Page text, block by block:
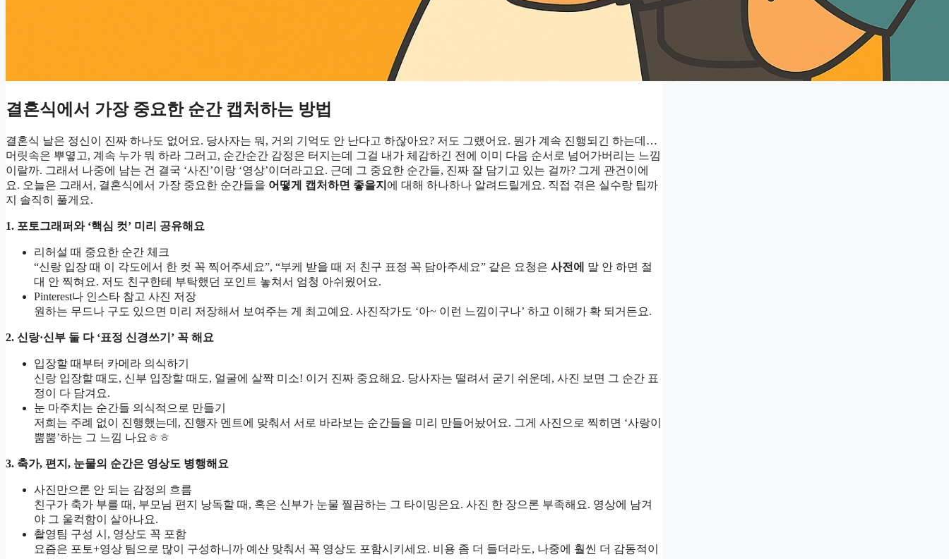
결혼식에서 가장 중요한 순간 캡처하는 방법
결혼식 날은 정신이 진짜 하나도 없어요. 당사자는 뭐, 거의 기억도 안 난다고 하잖아요? 저도 그랬어요. 뭔가 계속 진행되긴 하는데…
머릿속은 뿌옇고, 계속 누가 뭐 하라 그러고, 순간순간 감정은 터지는데 그걸 내가 체감하긴 전에 이미 다음 순서로 넘어가버리는 느낌
이랄까. 그래서 나중에 남는 건 결국 ‘사진’이랑 ‘영상’이더라고요. 근데 그 중요한 순간들, 진짜 잘 담기고 있는 걸까? 그게 관건이에
요. 오늘은 그래서, 결혼식에서 가장 중요한 순간들을 어떻게 캡처하면 좋을지 에 대해 하나하나 알려드릴게요. 직접 겪은 실수랑 팁까
지 솔직히 풀게요.
1. 포토그래퍼와 ‘핵심 컷’ 미리 공유해요
리허설 때 중요한 순간 체크
“신랑 입장 때 이 각도에서 한 컷 꼭 찍어주세요”, “부케 받을 때 저 친구 표정 꼭 담아주세요” 같은 요청은 사전에
말 안 하면 절
대 안 찍혀요. 저도 친구한테 부탁했던 포인트 놓쳐서 엄청 아쉬웠어요.
Pinterest나 인스타 참고 사진 저장
원하는 무드나 구도 있으면 미리 저장해서 보여주는 게 최고예요. 사진작가도 ‘아~ 이런 느낌이구나’ 하고 이해가 확 되거든요.
2. 신랑·신부 둘 다 ‘표정 신경쓰기’ 꼭 해요
입장할 때부터 카메라 의식하기
신랑 입장할 때도, 신부 입장할 때도, 얼굴에 살짝 미소! 이거 진짜 중요해요. 당사자는 떨려서 굳기 쉬운데, 사진 보면 그 순간 표
정이 다 담겨요.
눈 마주치는 순간들 의식적으로 만들기
저희는 주례 없이 진행했는데, 진행자 멘트에 맞춰서 서로 바라보는 순간들을 미리 만들어놨어요. 그게 사진으로 찍히면 ‘사랑이
뿜뿜’하는 그 느낌 나요ㅎㅎ
3. 축가, 편지, 눈물의 순간은 영상도 병행해요
사진만으론 안 되는 감정의 흐름
친구가 축가 부를 때, 부모님 편지 낭독할 때, 혹은 신부가 눈물 찔끔하는 그 타이밍은요. 사진 한 장으론 부족해요. 영상에 남겨
야 그 울컥함이 살아나요.
촬영팀 구성 시, 영상도 꼭 포함
요즘은 포토+영상 팀으로 많이 구성하니까 예산 맞춰서 꼭 영상도 포함시키세요. 비용 좀 더 들더라도, 나중에 훨씬 더 감동적이